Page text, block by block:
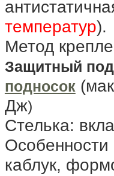
температур).
Метод
Защитный
подносок
Дж)
Стелька:
каблук,